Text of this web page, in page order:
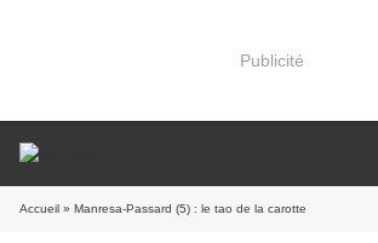
Publicité
Accueil » Manresa-Passard (5) : le tao de la carotte